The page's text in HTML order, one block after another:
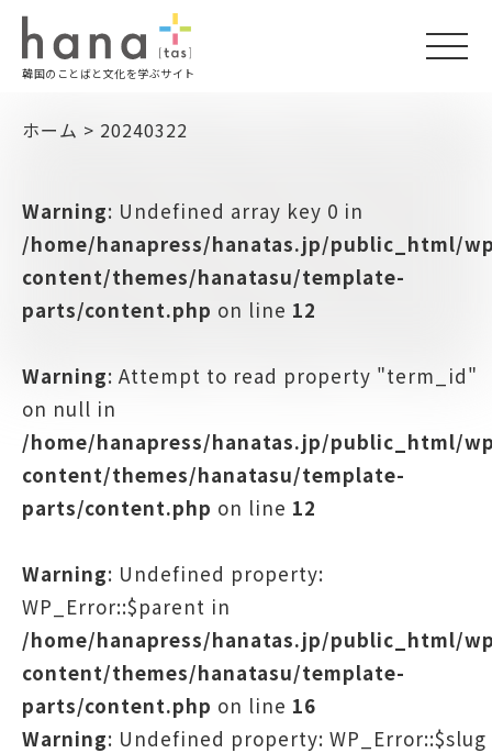
韓国のことばと文化を学ぶサイト
ホーム > 20240322
Warning: Undefined array key 0 in
/home/hanapress/hanatas.jp/public_html/
content/themes/hanatasu/template-
parts/content.php on line 12
Warning: Attempt to read property "term_id"
on null in
/home/hanapress/hanatas.jp/public_html/
content/themes/hanatasu/template-
parts/content.php on line 12
Warning: Undefined property:
WP_Error::$parent in
/home/hanapress/hanatas.jp/public_html/
content/themes/hanatasu/template-
parts/content.php on line 16
Warning: Undefined property: WP_Error::$slug